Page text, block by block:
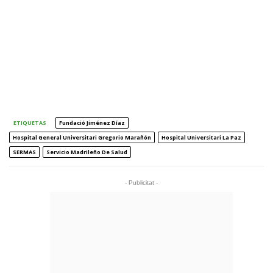
ETIQUETAS
Fundació Jiménez Díaz
Hospital General Universitari Gregorio Marañón
Hospital Universitari La Paz
SERMAS
Servicio Madrileño De Salud
- Publicitat -